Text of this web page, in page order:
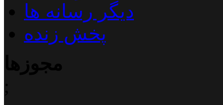
دیگر رسانه ها
پخش زنده
مجوزها
;